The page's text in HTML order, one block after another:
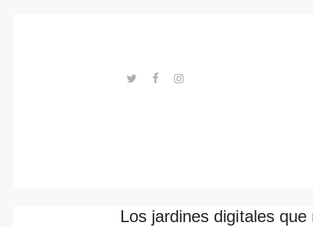
Los jardines digitales